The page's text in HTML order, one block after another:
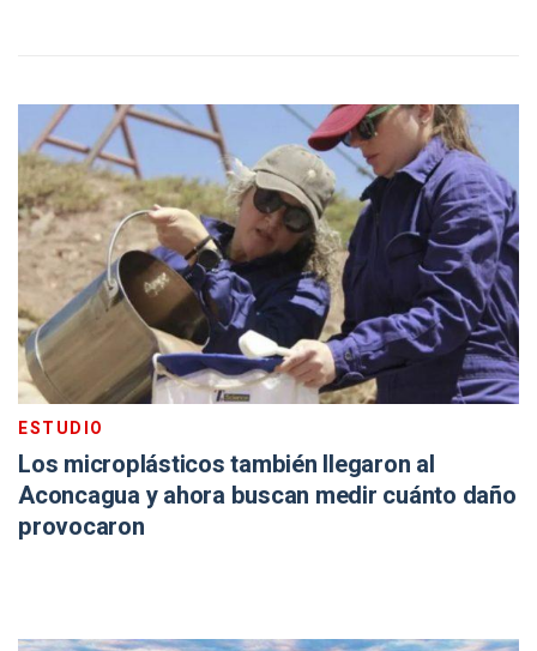
ESTUDIO
Los microplásticos también llegaron al
Aconcagua y ahora buscan medir cuánto daño
provocaron